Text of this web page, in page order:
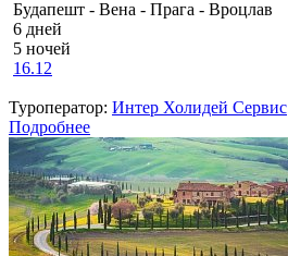
Будапешт - Вена - Прага - Вроцлав
6 дней
5 ночей
16.12
Туроператор: Интер Холидей Сервис
Подробнее